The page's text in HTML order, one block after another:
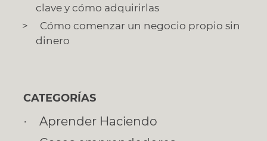
clave y cómo adquirirlas
Cómo comenzar un negocio propio sin
dinero
CATEGORÍAS
Aprender Haciendo